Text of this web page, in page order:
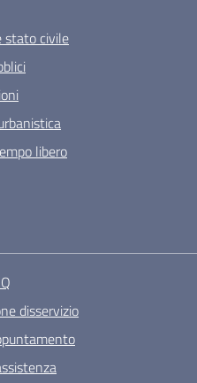
stato civile
libero
disservizio